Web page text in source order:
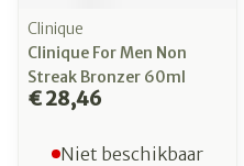
Clinique
Clinique For Men Non
Streak Bronzer 60ml
€ 28,46
Niet beschikbaar